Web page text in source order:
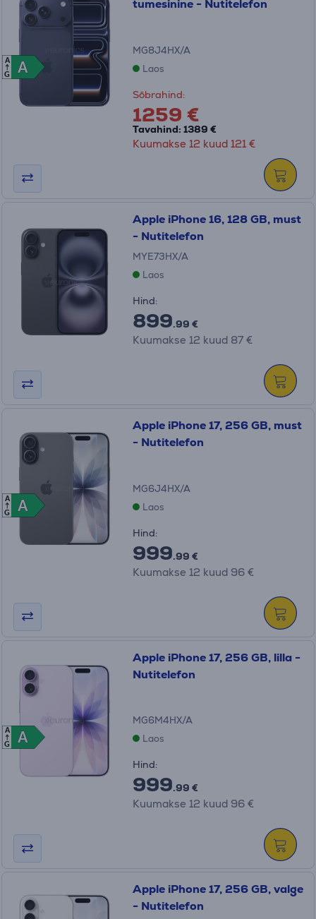
A
A
A
G
tumesinine - Nutitelefon
MG8J4HX/A
Laos
Sõbrahind:
1259 €
Tavahind: 1389 €
Kuumakse 12 kuud 121 €
Apple iPhone 16, 128 GB, must
- Nutitelefon
MYE73HX/A
Laos
Hind:
899.99 €
Kuumakse 12 kuud 87 €
A
A
A
G
Apple iPhone 17, 256 GB, must
- Nutitelefon
MG6J4HX/A
Laos
Hind:
999.99 €
Kuumakse 12 kuud 96 €
A
A
A
G
Apple iPhone 17, 256 GB, lilla -
Nutitelefon
MG6M4HX/A
Laos
Hind:
999.99 €
Kuumakse 12 kuud 96 €
Apple iPhone 17, 256 GB, valge
- Nutitelefon